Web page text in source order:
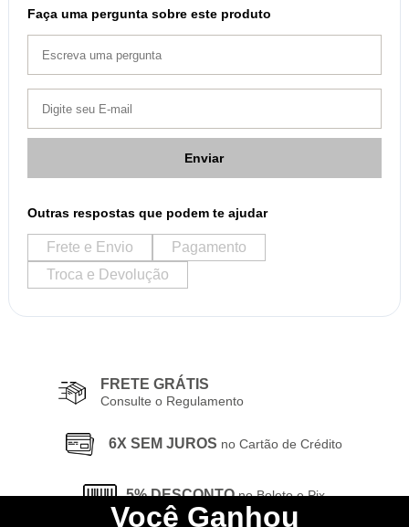
Faça uma pergunta sobre este produto
Enviar
Outras respostas que podem te ajudar
Frete e Envio
Pagamento
Troca e Devolução
FRETE GRÁTIS
Consulte o Regulamento
6X SEM JUROS no Cartão de Crédito
5% DESCONTO no Boleto e Pix
Você Ganhou